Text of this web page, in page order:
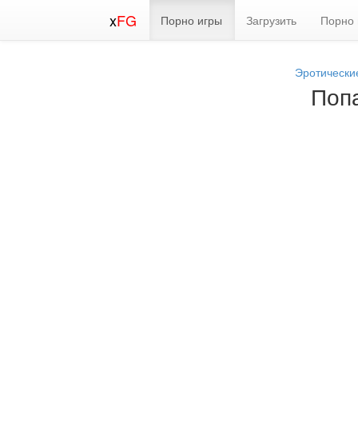
xFG Порно игры Загрузить Порно